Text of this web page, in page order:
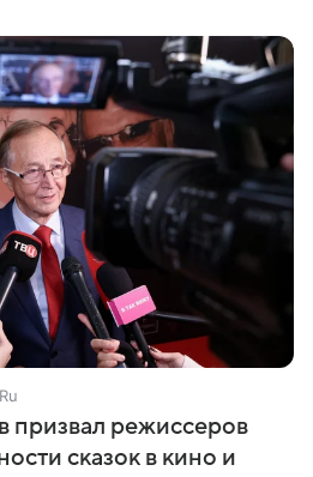
призвал режиссеров
сказок в кино и